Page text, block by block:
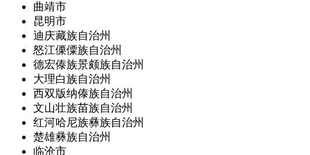
曲靖市
昆明市
迪庆藏族自治州
怒江傈僳族自治州
德宏傣族景颇族自治州
大理白族自治州
西双版纳傣族自治州
文山壮族苗族自治州
红河哈尼族彝族自治州
楚雄彝族自治州
临沧市